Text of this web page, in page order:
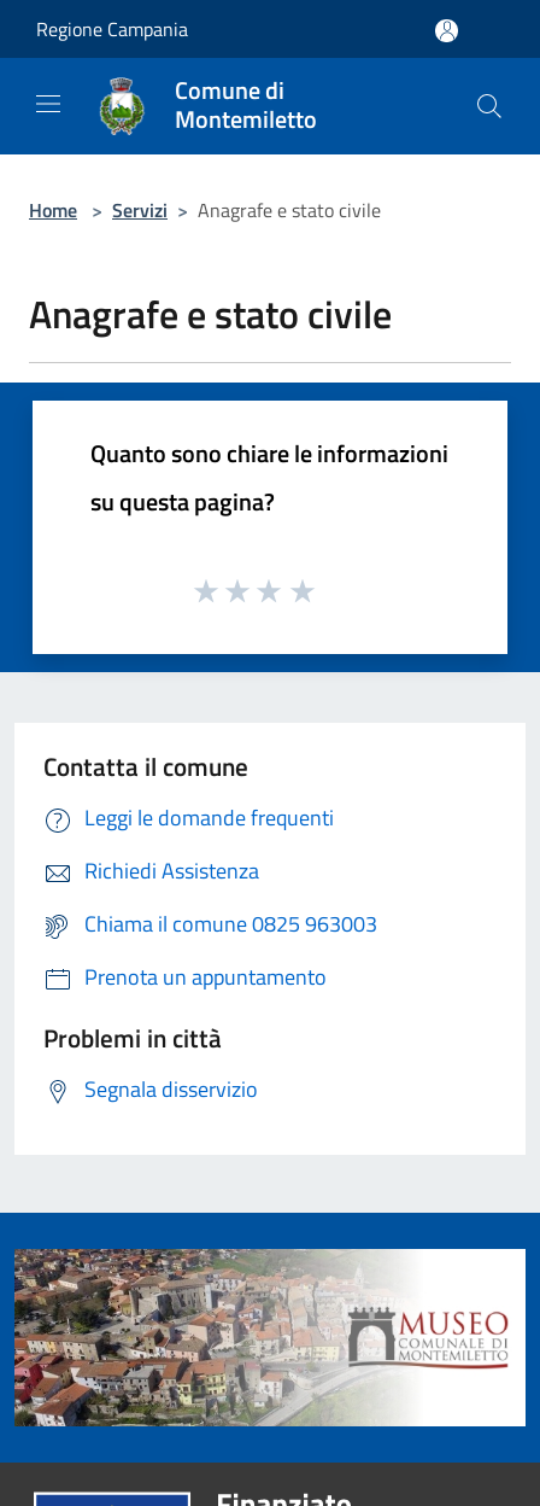
Regione Campania
Comune di
Montemiletto
Home > Servizi > Anagrafe e stato civile
Anagrafe e stato civile
Quanto sono chiare le informazioni
su questa pagina?
Contatta il comune
Leggi le domande frequenti
Richiedi Assistenza
Chiama il comune 0825 963003
Prenota un appuntamento
Problemi in città
Segnala disservizio